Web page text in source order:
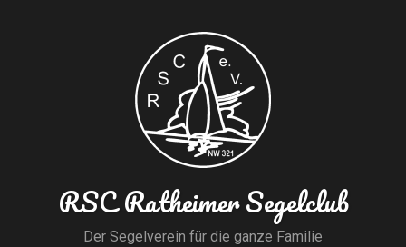
RSC Ratheimer Segelclub
Der Segelverein für die ganze Familie